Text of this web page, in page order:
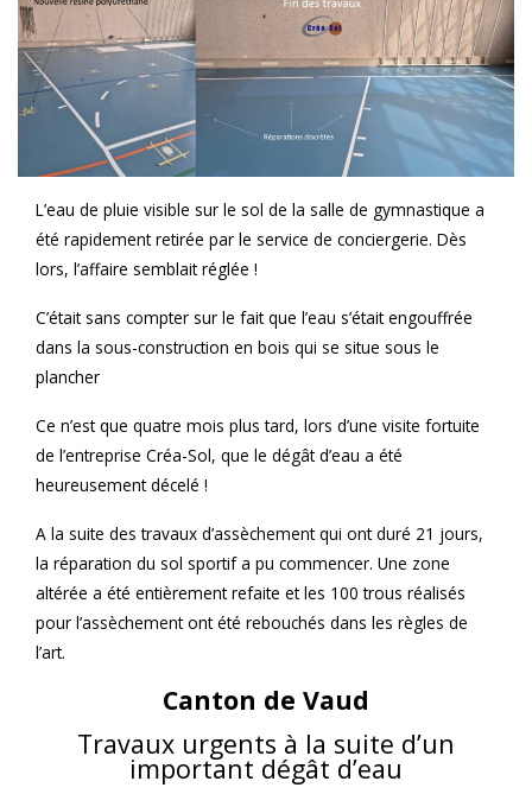
L’eau de pluie visible sur le sol de la salle de gymnastique a
été rapidement retirée par le service de conciergerie. Dès
lors, l’affaire semblait réglée !
C’était sans compter sur le fait que l’eau s’était engouffrée
dans la sous-construction en bois qui se situe sous le
plancher
Ce n’est que quatre mois plus tard, lors d’une visite fortuite
de l’entreprise Créa-Sol, que le dégât d’eau a été
heureusement décelé !
A la suite des travaux d’assèchement qui ont duré 21 jours,
la réparation du sol sportif a pu commencer. Une zone
altérée a été entièrement refaite et les 100 trous réalisés
pour l’assèchement ont été rebouchés dans les règles de
l’art.
Canton de Vaud
Travaux urgents à la suite d’un
important dégât d’eau